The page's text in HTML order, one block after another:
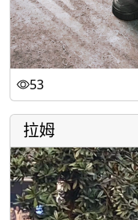
53
拉姆